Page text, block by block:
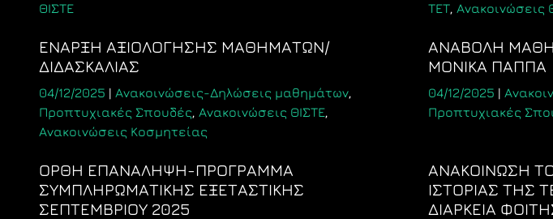
ΘΙΣΤΕ
ΤΕΤ, Ανακοινώσεις
ΕΝΑΡΞΗ ΑΞΙΟΛΟΓΗΣΗΣ ΜΑΘΗΜΑΤΩΝ/
ΔΙΔΑΣΚΑΛΙΑΣ
04/12/2025 | Ανακοινώσεις-Δηλώσεις μαθημάτων,
Προπτυχιακές Σπουδές, Ανακοινώσεις ΘΙΣΤΕ,
Ανακοινώσεις Κοσμητείας
ΑΝΑΒΟΛΗ
ΜΟΝΙΚΑ ΠΑΠΠΑ
04/12/2025 |
Προπτυχιακές
ΟΡΘΗ ΕΠΑΝΑΛΗΨΗ-ΠΡΟΓΡΑΜΜΑ
ΣΥΜΠΛΗΡΩΜΑΤΙΚΗΣ ΕΞΕΤΑΣΤΙΚΗΣ
ΣΕΠΤΕΜΒΡΙΟΥ 2025
ΑΝΑΚΟΙΝΩΣΗ
ΙΣΤΟΡΙΑΣ ΤΗΣ
ΔΙΑΡΚΕΙΑ